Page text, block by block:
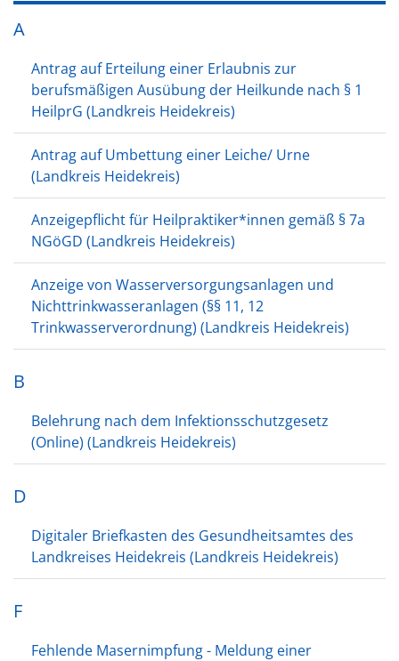
A
Antrag auf Erteilung einer Erlaubnis zur
berufsmäßigen Ausübung der Heilkunde nach § 1
HeilprG (Landkreis Heidekreis)
Antrag auf Umbettung einer Leiche/ Urne
(Landkreis Heidekreis)
Anzeigepflicht für Heilpraktiker*innen gemäß § 7a
NGöGD (Landkreis Heidekreis)
Anzeige von Wasserversorgungsanlagen und
Nichttrinkwasseranlagen (§§ 11, 12
Trinkwasserverordnung) (Landkreis Heidekreis)
B
Belehrung nach dem Infektionsschutzgesetz
(Online) (Landkreis Heidekreis)
D
Digitaler Briefkasten des Gesundheitsamtes des
Landkreises Heidekreis (Landkreis Heidekreis)
F
Fehlende Masernimpfung - Meldung einer